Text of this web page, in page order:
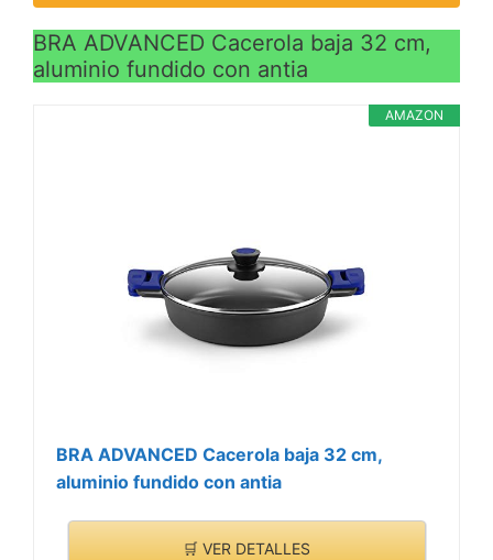
BRA ADVANCED Cacerola baja 32 cm,
aluminio fundido con antia
AMAZON
BRA ADVANCED Cacerola baja 32 cm,
aluminio fundido con antia
🛒 VER DETALLES